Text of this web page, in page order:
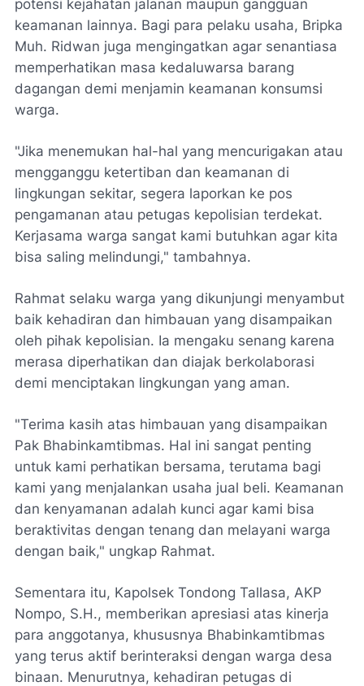
potensi kejahatan jalanan maupun gangguan
keamanan lainnya. Bagi para pelaku usaha, Bripka
Muh. Ridwan juga mengingatkan agar senantiasa
memperhatikan masa kedaluwarsa barang
dagangan demi menjamin keamanan konsumsi
warga.
"Jika menemukan hal-hal yang mencurigakan atau
mengganggu ketertiban dan keamanan di
lingkungan sekitar, segera laporkan ke pos
pengamanan atau petugas kepolisian terdekat.
Kerjasama warga sangat kami butuhkan agar kita
bisa saling melindungi," tambahnya.
Rahmat selaku warga yang dikunjungi menyambut
baik kehadiran dan himbauan yang disampaikan
oleh pihak kepolisian. Ia mengaku senang karena
merasa diperhatikan dan diajak berkolaborasi
demi menciptakan lingkungan yang aman.
"Terima kasih atas himbauan yang disampaikan
Pak Bhabinkamtibmas. Hal ini sangat penting
untuk kami perhatikan bersama, terutama bagi
kami yang menjalankan usaha jual beli. Keamanan
dan kenyamanan adalah kunci agar kami bisa
beraktivitas dengan tenang dan melayani warga
dengan baik," ungkap Rahmat.
Sementara itu, Kapolsek Tondong Tallasa, AKP
Nompo, S.H., memberikan apresiasi atas kinerja
para anggotanya, khususnya Bhabinkamtibmas
yang terus aktif berinteraksi dengan warga desa
binaan. Menurutnya, kehadiran petugas di